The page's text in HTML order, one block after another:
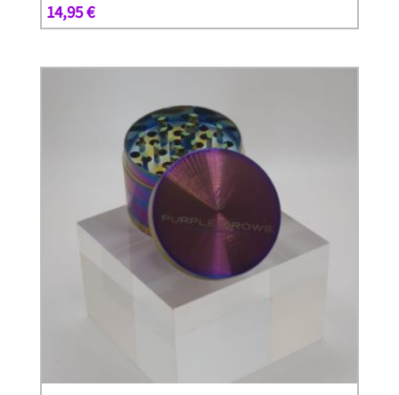
14,95€